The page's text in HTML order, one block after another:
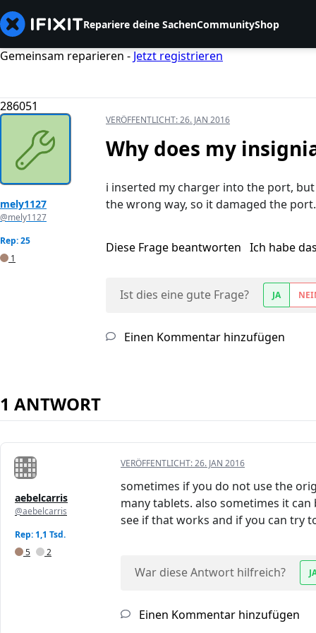
Repariere deine SachenCommunityShop
Gemeinsam reparieren - Jetzt registrieren
286051
mely1127
@mely1127
Rep: 25
1
VERÖFFENTLICHT:26. JAN 2016
Why does my
i inserted my charger into the port,
the wrong way, so it damaged the
Diese Frage beantworten Ich habe
Ist dies eine gute Frage? JA
Einen Kommentar hinzufügen
1 ANTWORT
aebelcarris
@aebelcarris
Rep: 1,1 Tsd.
5
2
VERÖFFENTLICHT:26. JAN 2016
sometimes if you do not use the
many tablets. also sometimes it
see if that works and if you can try
War diese Antwort hilfreich?
Einen Kommentar hinzufügen